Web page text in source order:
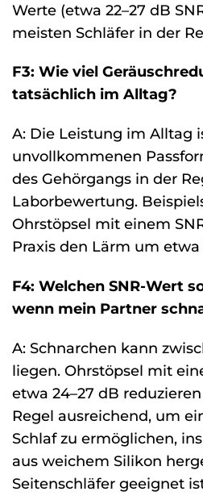
Werte (etwa 22–27 dB
meisten Schläfer in der
F3: Wie viel
tatsächlich im Alltag?
A: Die Leistung im Alltag
unvollkommenen
des Gehörgangs in der
Laborbewertung.
Ohrstöpsel mit einem
Praxis den Lärm um
F4: Welchen SNR-Wert
wenn mein Partner
A: Schnarchen kann
liegen. Ohrstöpsel mit
etwa 24–27 dB
Regel ausreichend, um
Schlaf zu ermöglichen,
aus weichem Silikon
Seitenschläfer geeignet